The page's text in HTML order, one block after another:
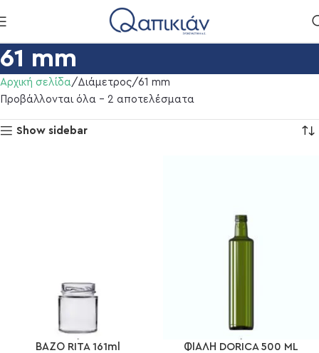
61 mm
Αρχική σελίδα Διάμετρος 61 mm
Προβάλλονται όλα - 2 αποτελέσματα
Show sidebar
ΒΑΖΟ RITA 161ml ΦΙΑΛΗ DORICA 500 ML